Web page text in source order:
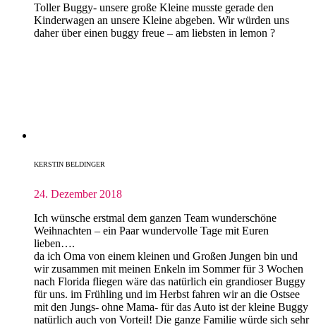
Toller Buggy- unsere große Kleine musste gerade den
Kinderwagen an unsere Kleine abgeben. Wir würden uns
daher über einen buggy freue – am liebsten in lemon ?
KERSTIN BELDINGER
24. Dezember 2018
Ich wünsche erstmal dem ganzen Team wunderschöne
Weihnachten – ein Paar wundervolle Tage mit Euren
lieben….
da ich Oma von einem kleinen und Großen Jungen bin und
wir zusammen mit meinen Enkeln im Sommer für 3 Wochen
nach Florida fliegen wäre das natürlich ein grandioser Buggy
für uns. im Frühling und im Herbst fahren wir an die Ostsee
mit den Jungs- ohne Mama- für das Auto ist der kleine Buggy
natürlich auch von Vorteil! Die ganze Familie würde sich sehr